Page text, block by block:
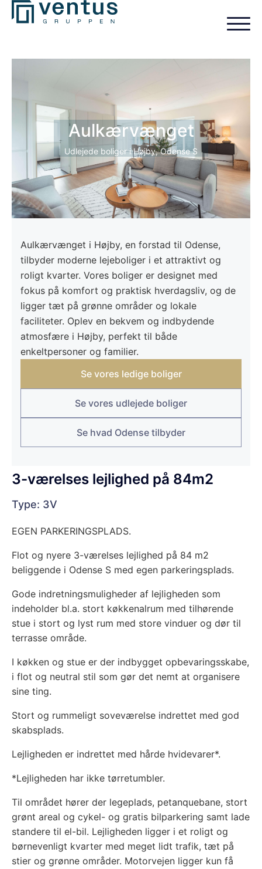
Ledige boliger
Venteliste
Aulkærvænget
Udlejede boliger i Højby, Odense S
Aulkærvænget i Højby, en forstad til Odense,
tilbyder moderne lejeboliger i et attraktivt og
roligt kvarter. Vores boliger er designet med
fokus på komfort og praktisk hverdagsliv, og de
ligger tæt på grønne områder og lokale
faciliteter. Oplev en bekvem og indbydende
atmosfære i Højby, perfekt til både
enkeltpersoner og familier.
Se vores ledige boliger
Se vores udlejede boliger
Se hvad Odense tilbyder
3-værelses lejlighed på 84m2
Type: 3V
EGEN PARKERINGSPLADS.
Flot og nyere 3-værelses lejlighed på 84 m2
beliggende i Odense S med egen parkeringsplads.
Gode indretningsmuligheder af lejligheden som
indeholder bl.a. stort køkkenalrum med tilhørende
stue i stort og lyst rum med store vinduer og dør til
terrasse område.
I køkken og stue er der indbygget opbevaringsskabe,
i flot og neutral stil som gør det nemt at organisere
sine ting.
Stort og rummeligt soveværelse indrettet med god
skabsplads.
Lejligheden er indrettet med hårde hvidevarer*.
*Lejligheden har ikke tørretumbler.
Til området hører der legeplads, petanquebane, stort
grønt areal og cykel- og gratis bilparkering samt lade
standere til el-bil. Lejligheden ligger i et roligt og
børnevenligt kvarter med meget lidt trafik, tæt på
stier og grønne områder. Motorvejen ligger kun få